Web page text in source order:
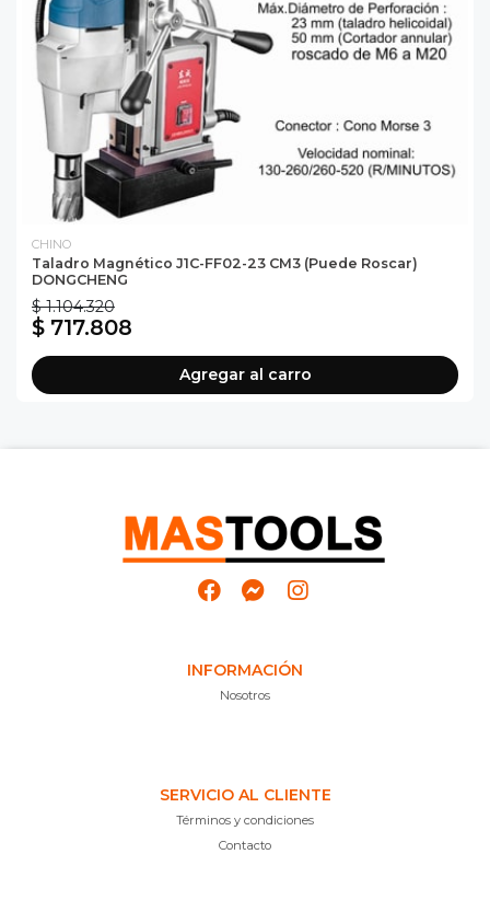
CHINO
Taladro Magnético J1C-FF02-23 CM3 (puede Roscar)
DONGCHENG
$ 1.104.320
$ 717.808
Agregar al carro
INFORMACIÓN
Nosotros
SERVICIO AL CLIENTE
Términos y condiciones
Contacto